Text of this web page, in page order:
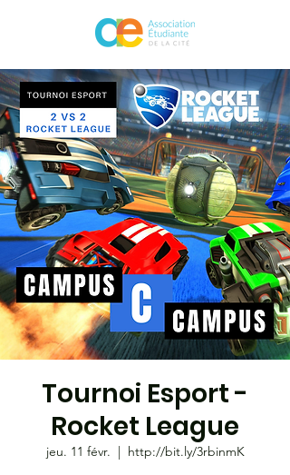
Tournoi Esport -
Rocket League
jeu. 11 févr.
  |
http://bit.ly/3rbinmK